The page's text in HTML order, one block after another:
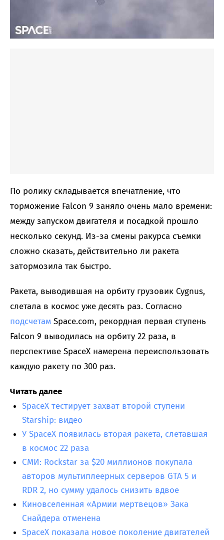
По ролику складывается впечатление, что
торможение Falcon 9 заняло очень мало времени:
между запуском двигателя и посадкой прошло
несколько секунд. Из-за смены ракурса съемки
сложно сказать, действительно ли ракета
затормозила так быстро.
Ракета, выводившая на орбиту грузовик Cygnus,
слетала в космос уже десять раз. Согласно
подсчетам Space.com, рекордная первая ступень
Falcon 9 выводилась на орбиту 22 раза, в
перспективе SpaceX намерена переиспользовать
каждую ракету по 300 раз.
Читать далее
SpaceX тестирует захват второй ступени
Starship: видео
У SpaceX появилась вторая ракета, слетавшая
в космос 22 раза
СМИ: Rockstar за $20 миллионов покупала
авторов мультиплеерных серверов GTA 5 и
RDR 2, но сумму удалось снизить вдвое
Киновселенная «Армии мертвецов» Зака
Снайдера отменена
SpaceX показала новое поколение двигателей